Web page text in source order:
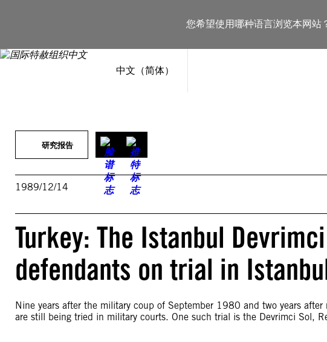
您希望使用哪种语言浏览本网站
中文（简体）
研究报告
1989/12/14
Turkey: The Istanbul
defendants on trial in
Nine years after the military coup of September 1980 and two years
are still being tried in military courts. One such trial is the Devrimci Sol,